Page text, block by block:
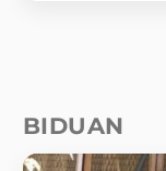
BIDUAN